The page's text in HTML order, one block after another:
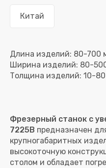
Китай
Длина изделий: 80-700
Ширина изделий: 80-
Фрезерный станок с
7225B предназначен
крупногабаритных
высокоточную
столом и обладает